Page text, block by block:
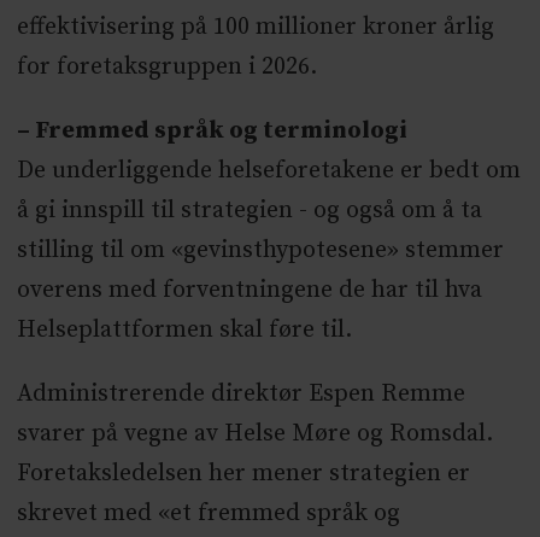
effektivisering på 100 millioner kroner årlig
for foretaksgruppen i 2026.
– Fremmed språk og terminologi
De underliggende helseforetakene er bedt om
å gi innspill til strategien - og også om å ta
stilling til om «gevinsthypotesene» stemmer
overens med forventningene de har til hva
Helseplattformen skal føre til.
Administrerende direktør Espen Remme
svarer på vegne av Helse Møre og Romsdal.
Foretaksledelsen her mener strategien er
skrevet med «et fremmed språk og